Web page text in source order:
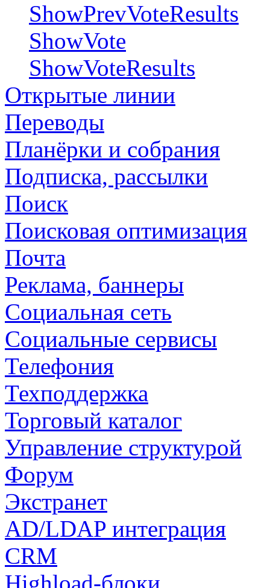
ShowPrevVoteResults
ShowVote
ShowVoteResults
Открытые линии
Переводы
Планёрки и собрания
Подписка, рассылки
Поиск
Поисковая оптимизация
Почта
Реклама, баннеры
Социальная сеть
Социальные сервисы
Телефония
Техподдержка
Торговый каталог
Управление структурой
Форум
Экстранет
AD/LDAP интеграция
CRM